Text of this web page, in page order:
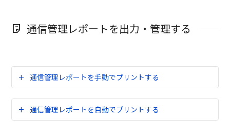
通信管理レポートを出力・管理する
通信管理レポートを手動でプリントする
通信管理レポートを自動でプリントする